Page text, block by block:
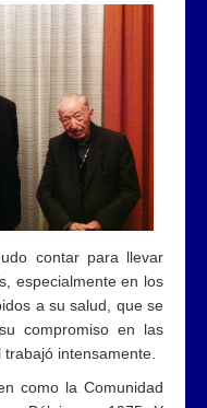
contar para llevar
especialmente en los
a su salud, que se
compromiso en las
intensamente.
como la Comunidad